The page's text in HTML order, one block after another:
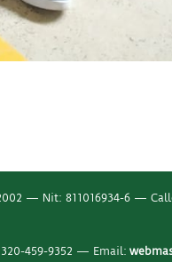
— Nit: 811016934-6 —
459-9352 — Email: